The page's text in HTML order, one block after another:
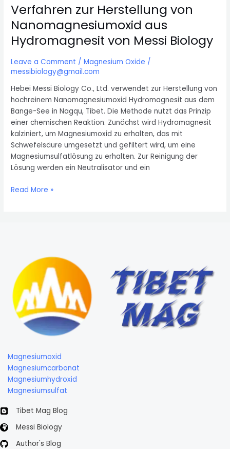
Bakterien?
Verfahren zur Herstellung von
Nanomagnesiumoxid aus
Hydromagnesit von Messi Biology
Leave a Comment /Magnesium Oxide /
messibiology@gmail.com
Hebei Messi Biology Co., Ltd. verwendet zur Herstellung von
hochreinem Nanomagnesiumoxid Hydromagnesit aus dem
Bange-See in Nagqu, Tibet. Die Methode nutzt das Prinzip
einer chemischen Reaktion. Zunächst wird Hydromagnesit
kalziniert, um Magnesiumoxid zu erhalten, das mit
Schwefelsäure umgesetzt und gefiltert wird, um eine
Magnesiumsulfatlösung zu erhalten. Zur Reinigung der
Lösung werden ein Neutralisator und ein
Verfahren
Hydromagnesit
von
Messi
Biology
Read More »
Magnesiumoxid
Magnesiumcarbonat
Magnesiumhydroxid
Magnesiumsulfat
Tibet Mag Blog
Messi Biology
Author's Blog